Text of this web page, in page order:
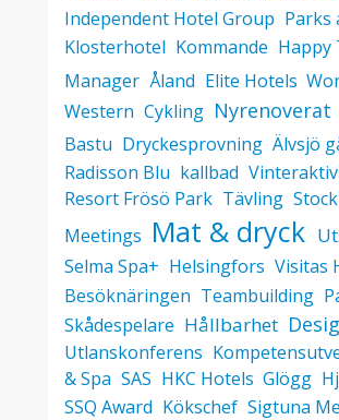
Independent Hotel Group Parks
Klosterhotel Kommande Happy
Manager Åland Elite Hotels
Western Cykling Nyrenoverat
Bastu Dryckesprovning Älvsjö
Radisson Blu kallbad
Resort Frösö Park Tävling
Meetings Mat & dryck
Selma Spa+ Helsingfors Visitas
Besöknäringen Teambuilding
Skådespelare Hållbarhet
Utlanskonferens
& Spa SAS HKC Hotels Glögg
SSQ Award Kökschef Sigtuna